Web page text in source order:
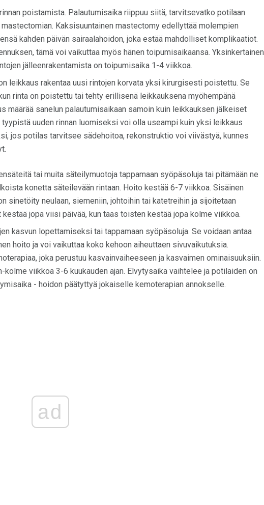
poistamista. Palautumisaika riippuu siitä, tarvitsevatko potilaan
Kaksisuuntainen mastectomy edellyttää molempien
kahden päivän sairaalahoidon, joka estää mahdolliset komplikaatiot.
tämä voi vaikuttaa myös hänen toipumisaikaansa. Yksinkertainen
jälleenrakentamista on toipumisaika 1-4 viikkoa.
leikkaus rakentaa uusi rintojen korvata yksi kirurgisesti poistettu. Se
rinta on poistettu tai tehty erillisenä leikkauksena myöhempänä
määrää sanelun palautumisaikaan samoin kuin leikkauksen jälkeiset
uuden rinnan luomiseksi voi olla useampi kuin yksi leikkaus
jos potilas tarvitsee sädehoitoa, rekonstruktio voi viivästyä, kunnes
tai muita säteilymuotoja tappamaan syöpäsoluja tai pitämään ne
konetta säteilevään rintaan. Hoito kestää 6-7 viikkoa. Sisäinen
sinetöity neulaan, siemeniin, johtoihin tai katetreihin ja sijoitetaan
jopa viisi päivää, kun taas toisten kestää jopa kolme viikkoa.
kasvun lopettamiseksi tai tappamaan syöpäsoluja. Se voidaan antaa
hoito ja voi vaikuttaa koko kehoon aiheuttaen sivuvaikutuksia.
joka perustuu kasvainvaiheeseen ja kasvaimen ominaisuuksiin.
kolme viikkoa 3-6 kuukauden ajan. Elvytysaika vaihtelee ja potilaiden on
- hoidon päätyttyä jokaiselle kemoterapian annokselle.
ad